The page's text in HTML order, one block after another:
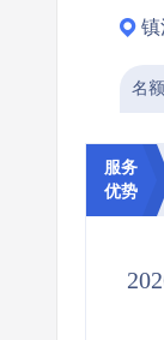
镇
名
服务
优势